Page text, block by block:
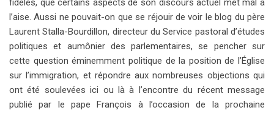
fidèles, que certains aspects de son discours actuel met mal à
l’aise. Aussi ne pouvait-on que se réjouir de voir le blog du père
Laurent Stalla-Bourdillon, directeur du Service pastoral d’études
politiques et aumônier des parlementaires, se pencher sur
cette question éminemment politique de la position de l’Église
sur l’immigration, et répondre aux nombreuses objections qui
ont été soulevées ici ou là à l’encontre du récent message
publié par le pape François à l’occasion de la prochaine